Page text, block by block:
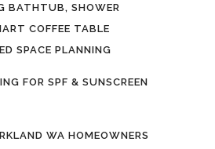
BATHTUB, SHOWER
COFFEE TABLE
SPACE PLANNING
FOR SPF & SUNSCREEN
WA HOMEOWNERS